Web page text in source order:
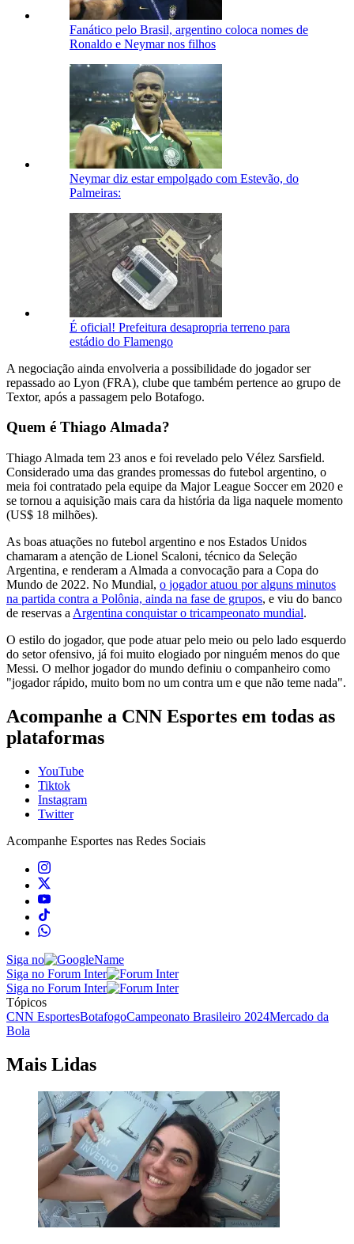
Fanático pelo Brasil, argentino coloca nomes de
Ronaldo e Neymar nos filhos
Neymar diz estar empolgado com Estevão, do
Palmeiras:
É oficial! Prefeitura desapropria terreno para
estádio do Flamengo
A negociação ainda envolveria a possibilidade do jogador ser
repassado ao Lyon (FRA), clube que também pertence ao grupo de
Textor, após a passagem pelo Botafogo.
Quem é Thiago Almada?
Thiago Almada tem 23 anos e foi revelado pelo Vélez Sarsfield.
Considerado uma das grandes promessas do futebol argentino, o
meia foi contratado pela equipe da Major League Soccer em 2020 e
se tornou a aquisição mais cara da história da liga naquele momento
(US$ 18 milhões).
As boas atuações no futebol argentino e nos Estados Unidos
chamaram a atenção de Lionel Scaloni, técnico da Seleção
Argentina, e renderam a Almada a convocação para a Copa do
Mundo de 2022. No Mundial, o jogador atuou por alguns minutos
na partida contra a Polônia, ainda na fase de grupos, e viu do banco
de reservas a Argentina conquistar o tricampeonato mundial.
O estilo do jogador, que pode atuar pelo meio ou pelo lado esquerdo
do setor ofensivo, já foi muito elogiado por ninguém menos do que
Messi. O melhor jogador do mundo definiu o companheiro como
"jogador rápido, muito bom no um contra um e que não teme nada".
Acompanhe a CNN Esportes em todas as
plataformas
YouTube
Tiktok
Instagram
Twitter
Acompanhe Esportes nas Redes Sociais
Siga no
Siga no Forum Inter
Siga no Forum Inter
Tópicos
CNN EsportesBotafogoCampeonato Brasileiro 2024Mercado da
Bola
Mais Lidas